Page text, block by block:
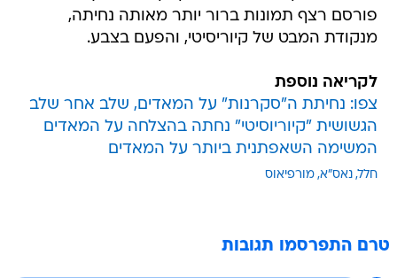
פורסם רצף תמונות ברור יותר מאותה נחיתה,
מנקודת המבט של קיוריסיטי, והפעם בצבע.
לקריאה נוספת
צפו: נחיתת ה"סקרנות" על המאדים, שלב אחר שלב
הגשושית "קיוריוסיטי" נחתה בהצלחה על המאדים
המשימה השאפתנית ביותר על המאדים
חלל נאס"א מורפיאוס
טרם התפרסמו תגובות